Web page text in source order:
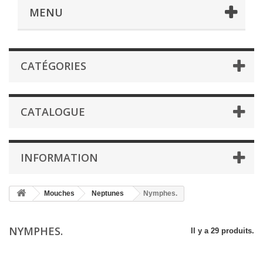
MENU
CATÉGORIES
CATALOGUE
INFORMATION
Mouches Neptunes Nymphes.
NYMPHES. Il y a 29 produits.